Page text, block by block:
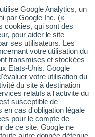
Google Analytics, un
par Google Inc. («
cookies, qui sont des
pour aider le site
ses utilisateurs. Les
votre utilisation du
transmises et stockées
Etats-Unis. Google
votre utilisation du
du site à destination
relatifs à l'activité du
susceptible de
en cas d'obligation légale
pour le compte de
de ce site. Google ne
autre donnée détenue